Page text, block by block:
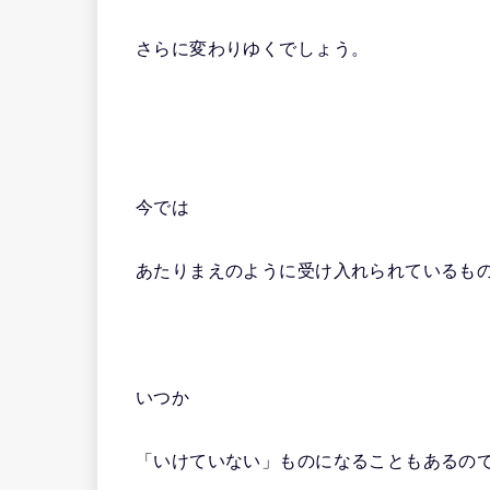
さらに変わりゆくでしょう。
今では
あたりまえのように受け入れられているも
いつか
「いけていない」ものになることもあるの